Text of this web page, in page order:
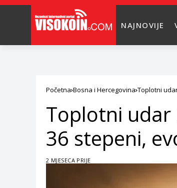
NAJNOVIJE
Početna Bosna i Hercegovina Toplotni
Toplotni udar
36 stepeni,
2 MJESECA PRIJE